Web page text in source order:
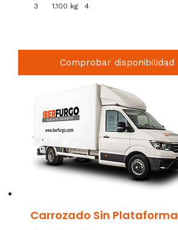
3 1.100 kg 4
Comprobar disponibilidad
Carrozado Sin Plataforma